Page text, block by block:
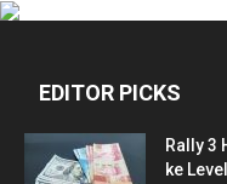
EDITOR PICKS
Rally 3
ke